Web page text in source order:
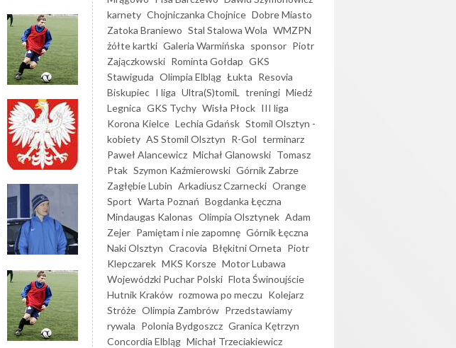
karnety Chojniczanka Chojnice Dobre Miasto
Zatoka Braniewo Stal Stalowa Wola WMZPN
żółte kartki Galeria Warmińska sponsor Piotr
Zajączkowski Rominta Gołdap GKS
Stawiguda Olimpia Elbląg Łukta Resovia
Biskupiec I liga Ultra(S)tomiL treningi Miedź
Legnica GKS Tychy Wisła Płock III liga
Korona Kielce Lechia Gdańsk Stomil Olsztyn -
kobiety AS Stomil Olsztyn R-Gol terminarz
Paweł Alancewicz Michał Glanowski Tomasz
Ptak Szymon Kaźmierowski Górnik Zabrze
Zagłębie Lubin Arkadiusz Czarnecki Orange
Sport Warta Poznań Bogdanka Łęczna
Mindaugas Kalonas Olimpia Olsztynek Adam
Zejer Pamiętam i nie zapomnę Górnik Łęczna
Naki Olsztyn Cracovia Błękitni Orneta Piotr
Klepczarek MKS Korsze Motor Lubawa
Wojewódzki Puchar Polski Flota Świnoujście
Hutnik Kraków rozmowa po meczu Kolejarz
Stróże Olimpia Zambrów Przedstawiamy
rywala Polonia Bydgoszcz Granica Kętrzyn
Concordia Elbląg Michał Trzeciakiewicz